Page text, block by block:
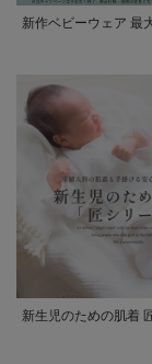
新作ベビーウェア 最
新生児のための肌着